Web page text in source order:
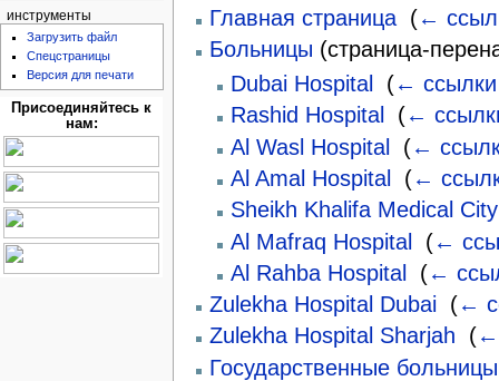
Главная страница‎ (←
Больницы (страница-
Dubai Hospital
(← ссылки
Rashid Hospital
(←
Al Wasl Hospital
(←
Al Amal Hospital
(←
Sheikh Khalifa Medical City
Al Mafraq Hospital‎ (←
Al Rahba Hospital
(←
Zulekha Hospital Dubai‎ (←
Zulekha Hospital Sharjah
(←
Государственные
инструменты
Загрузить файл
Спецстраницы
Версия для печати
Присоединяйтесь к
нам: